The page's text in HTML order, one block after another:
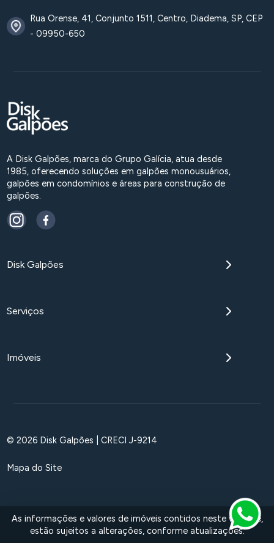
Rua Orense, 41, Conjunto 1511, Centro, Diadema, SP, CEP
- 09950-650
A Disk Galpões, marca do Grupo Galícia, atua desde
1985, oferecendo soluções em galpões monousuários,
galpões em condomínios e áreas para construção de
galpões.
Disk Galpões
Serviços
Imóveis
© 2026 Disk Galpões | CRECI J-9214
Mapa do Site
As informações e valores de imóveis contidos neste website,
estão sujeitos a alterações, conforme atualizações.